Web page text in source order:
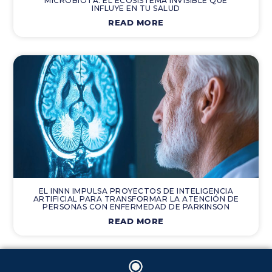
INFLUYE EN TU SALUD
READ MORE
EL INNN IMPULSA PROYECTOS DE INTELIGENCIA
ARTIFICIAL PARA TRANSFORMAR LA ATENCIÓN DE
PERSONAS CON ENFERMEDAD DE PARKINSON
READ MORE